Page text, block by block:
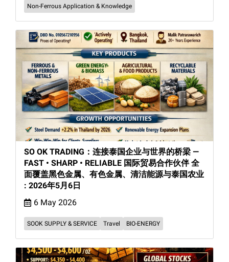
Non-Ferrous Application & Knowledge
SO OK TRADING：连接泰国企业与世界的桥梁 —
FAST • SHARP • RELIABLE 国际贸易合作伙伴 全
面覆盖黑色金属、有色金属、清洁能源与泰国农业
: 2026年5月6日
6 May 2026
SOOK SUPPLY & SERVICE Travel BIO-ENERGY